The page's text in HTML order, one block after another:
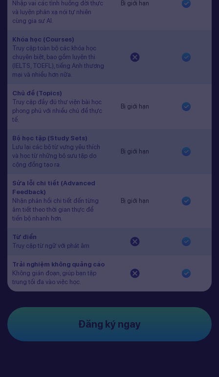
Nhập vai các tình huống đời thực
và luyện phản xạ nói tự nhiên
cùng gia sư AI.
Bị giới hạn
Khóa học (Courses)
Truy cập toàn bộ các khóa học
chuyên biệt, bao gồm luyện thi
(IELTS, TOEFL), tiếng Anh thương
mại và nhiều hơn nữa.
Chủ đề (Topics)
Truy cập đầy đủ thư viện bài học
phong phú với nhiều chủ đề thực
tế.
Bị giới hạn
Bộ học tập (Study Sets)
Lưu lại các bộ từ vựng yêu thích
và học từ những bộ sưu tập do
cộng đồng tạo ra.
Bị giới hạn
Sửa lỗi chi tiết (Advanced
Feedback)
Nhận phản hồi chi tiết đến từng
âm tiết theo thời gian thực để
tiến bộ nhanh hơn.
Bị giới hạn
Từ điển
Truy cập từ ngữ với phát âm
Trải nghiệm không quảng cáo
Không gián đoạn, giúp bạn tập
trung tối đa vào việc học.
Đăng ký ngay